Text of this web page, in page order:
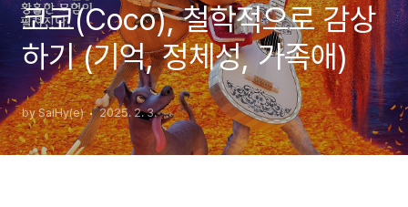
코코(Coco), 철학적으로 감상
하기 (기억, 정체성, 가족애)
by SaiHy(e) 2025. 2. 3.